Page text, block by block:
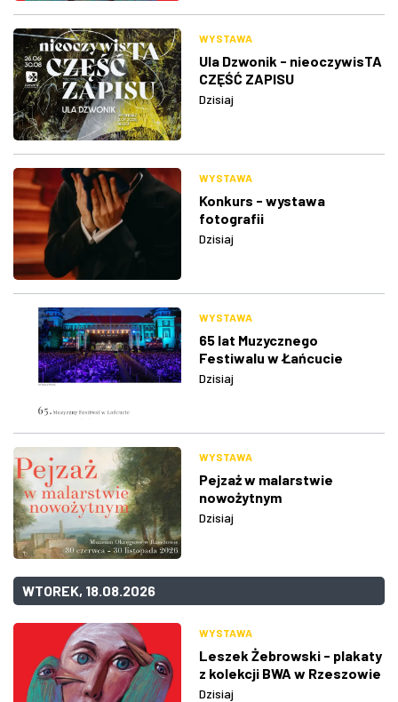
WYSTAWA
Ula Dzwonik - nieoczywisTA
CZĘŚĆ ZAPISU
Dzisiaj
WYSTAWA
Konkurs - wystawa
fotografii
Dzisiaj
WYSTAWA
65 lat Muzycznego
Festiwalu w Łańcucie
Dzisiaj
WYSTAWA
Pejzaż w malarstwie
nowożytnym
Dzisiaj
WTOREK, 18.08.2026
WYSTAWA
Leszek Żebrowski - plakaty
z kolekcji BWA w Rzeszowie
Dzisiaj